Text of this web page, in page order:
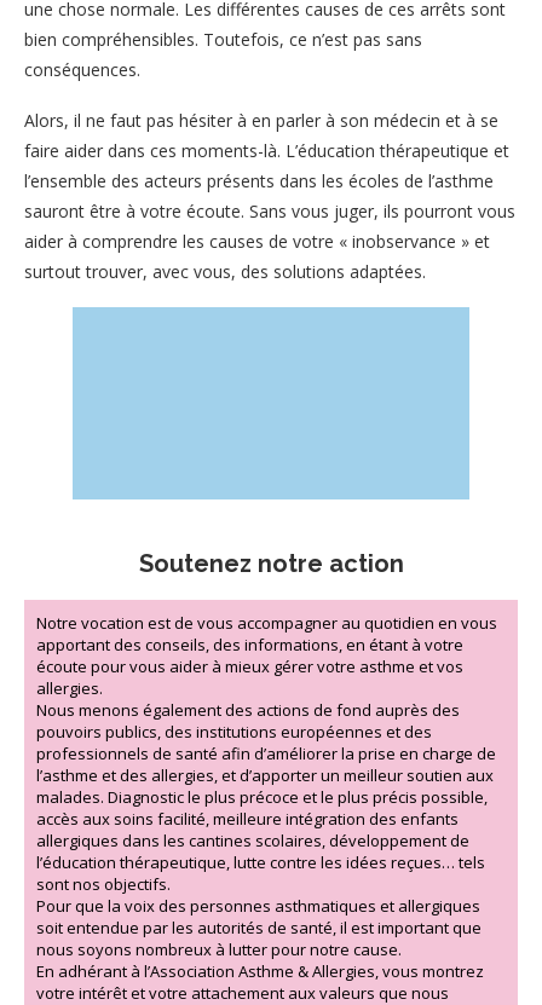
une chose normale. Les différentes causes de ces arrêts sont
bien compréhensibles. Toutefois, ce n’est pas sans
conséquences.
Alors, il ne faut pas hésiter à en parler à son médecin et à se
faire aider dans ces moments-là. L’éducation thérapeutique et
l’ensemble des acteurs présents dans les écoles de l’asthme
sauront être à votre écoute. Sans vous juger, ils pourront vous
aider à comprendre les causes de votre « inobservance » et
surtout trouver, avec vous, des solutions adaptées.
Soutenez notre action
Notre vocation est de vous accompagner au quotidien en vous
apportant des conseils, des informations, en étant à votre
écoute pour vous aider à mieux gérer votre asthme et vos
allergies.
Nous menons également des actions de fond auprès des
pouvoirs publics, des institutions européennes et des
professionnels de santé afin d’améliorer la prise en charge de
l’asthme et des allergies, et d’apporter un meilleur soutien aux
malades. Diagnostic le plus précoce et le plus précis possible,
accès aux soins facilité, meilleure intégration des enfants
allergiques dans les cantines scolaires, développement de
l’éducation thérapeutique, lutte contre les idées reçues… tels
sont nos objectifs.
Pour que la voix des personnes asthmatiques et allergiques
soit entendue par les autorités de santé, il est important que
nous soyons nombreux à lutter pour notre cause.
En adhérant à l’Association Asthme & Allergies, vous montrez
votre intérêt et votre attachement aux valeurs que nous